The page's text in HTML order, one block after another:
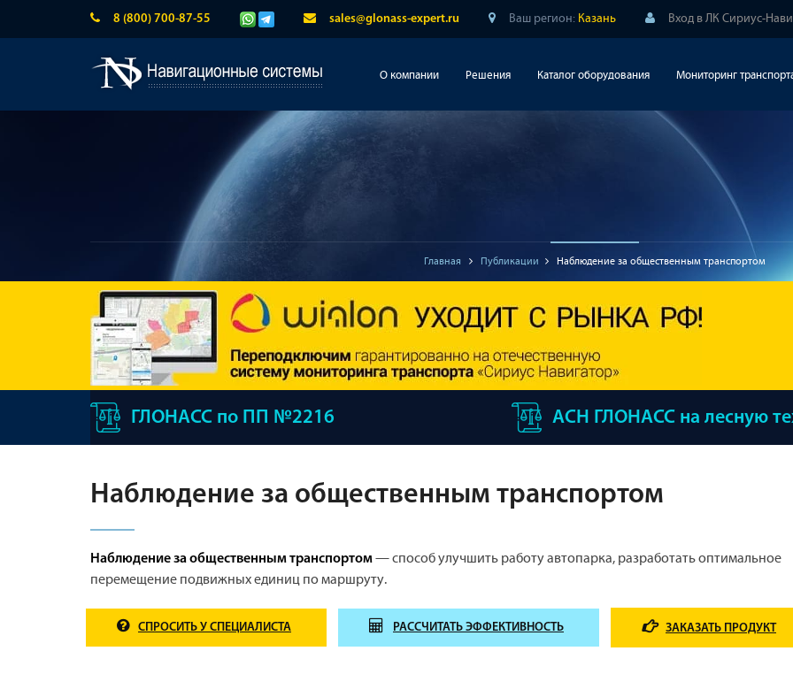
8 (800) 700-87-55 sales@glonass-expert.ru Ваш регион: Казань Вход в ЛК Сириус-
О компании Решения Каталог оборудования Мониторинг
Главная Публикации Наблюдение за общественным транспортом
ГЛОНАСС по ПП №2216 АСН ГЛОНАСС на лесную
Наблюдение за общественным транспортом
Наблюдение за общественным транспортом— способ улучшить работу автопарка, разработать оптимальное
перемещение подвижных единиц по маршруту.
СПРОСИТЬ У СПЕЦИАЛИСТА РАССЧИТАТЬ ЭФФЕКТИВНОСТЬ ЗАКАЗАТЬ ПРОДУКТ